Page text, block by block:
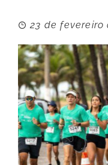
23 de fevereiro